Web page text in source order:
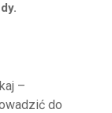
–
do